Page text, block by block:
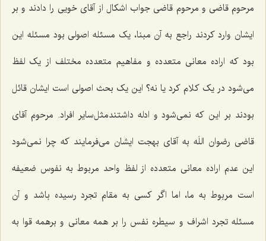
مرحوم قاضی و مرحوم قاضی جواب اشکال از آقای خویی را دادند و بر
ایشان وارد کردند راجع به آن مبنا، یک مسئله اصولی بود مسئله این
بود که اراده معانی متعدده و مفاهیم متعدده مختلف از یک لفظ
می‌شود در یک کلام کرد یا نه؟ این یک بحث اصولی است ایشان قائل
بودند بر این که نمی‌شود و ادله داشتندمثل‌سایر افراد. مرحوم آقای
قاضی رضوان اللَه به آقای بهجت ایشان می‌فرمایند که چرا نمی‌شود
این عدم اراده معانی متعدده از لفظ واحد مربوط به نفوس ضعیفه
است مربوط به ما، اما اگر کسی به مقام تجرد رسیده باشد و آن
مسئله تجرد اشراف و سیطره نفس را بر همه معانی و برهمه قوا به